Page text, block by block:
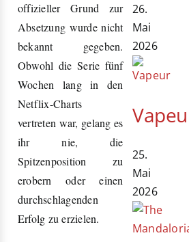
offizieller Grund zur
Absetzung wurde nicht
bekannt gegeben.
Obwohl die Serie fünf
Wochen lang in den
Netflix-Charts
vertreten war, gelang es
ihr nie, die
Spitzenposition zu
erobern oder einen
durchschlagenden
Erfolg zu erzielen.
26.
Mai
2026
25.
Mai
2026